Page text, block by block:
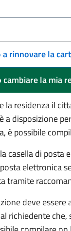
a rinnovare la
cambiare la mia
la residenza il
a disposizione
è possibile
casella di posta
elettronica
tramite
deve
richiedente